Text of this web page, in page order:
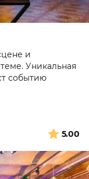
и
Уникальная
событию
5.00